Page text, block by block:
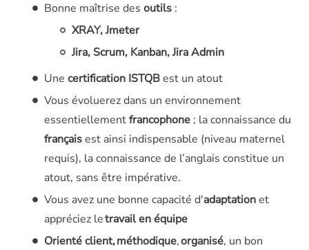
Bonne maîtrise des outils :
XRAY, Jmeter
Jira, Scrum, Kanban, Jira Admin
Une certification ISTQBest un atout
Vous évoluerez dans un environnement
essentiellementfrancophone ; la connaissance du
françaisest ainsi indispensable (niveau maternel
requis), la connaissance de l’anglais constitue un
atout, sans être impérative.
Vous avez une bonne capacité d'adaptationet
appréciez letravail en équipe
Orienté client,méthodique,organisé, un bon